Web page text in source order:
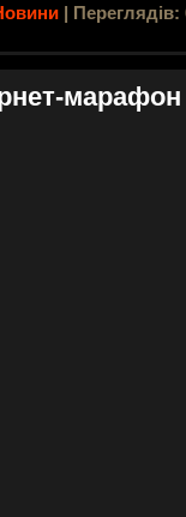
| Переглядів:
марафон